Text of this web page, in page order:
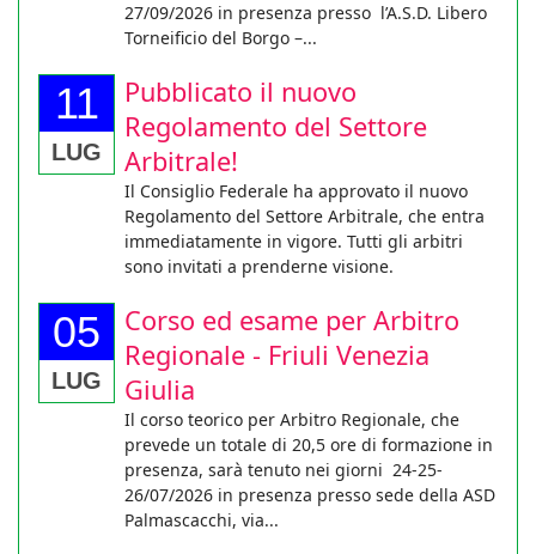
27/09/2026 in presenza presso l’A.S.D. Libero
Torneificio del Borgo –...
11
LUG
Pubblicato il nuovo
Regolamento del Settore
Arbitrale!
Il Consiglio Federale ha approvato il nuovo
Regolamento del Settore Arbitrale, che entra
immediatamente in vigore. Tutti gli arbitri
sono invitati a prenderne visione.
05
LUG
Corso ed esame per Arbitro
Regionale - Friuli Venezia
Giulia
Il corso teorico per Arbitro Regionale, che
prevede un totale di 20,5 ore di formazione in
presenza, sarà tenuto nei giorni 24-25-
26/07/2026 in presenza presso sede della ASD
Palmascacchi, via...